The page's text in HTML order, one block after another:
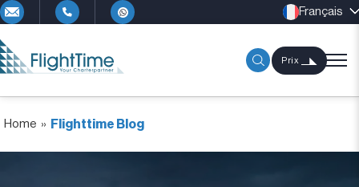
Français
Prix
Home » Flighttime Blog